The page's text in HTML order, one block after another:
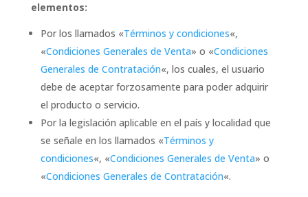
elementos:
Por los llamados «Términos y condiciones«,
«Condiciones Generales de Venta» o «Condiciones
Generales de Contratación«, los cuales, el usuario
debe de aceptar forzosamente para poder adquirir
el producto o servicio.
Por la legislación aplicable en el país y localidad que
se señale en los llamados «Términos y
condiciones«, «Condiciones Generales de Venta» o
«Condiciones Generales de Contratación«.